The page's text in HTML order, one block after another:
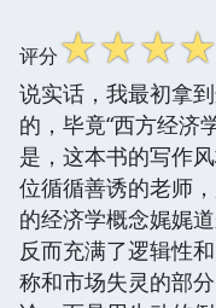
评分☆☆☆☆
说实话，我最初拿
的，毕竟“西方经济
是，这本书的写作
位循循善诱的老师
的经济学概念娓娓
反而充满了逻辑性
称和市场失灵的部